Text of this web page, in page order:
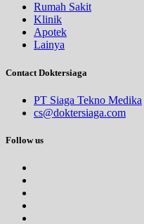
Rumah Sakit
Klinik
Apotek
Lainya
Contact Doktersiaga
PT Siaga Tekno Medika
cs@doktersiaga.com
Follow us